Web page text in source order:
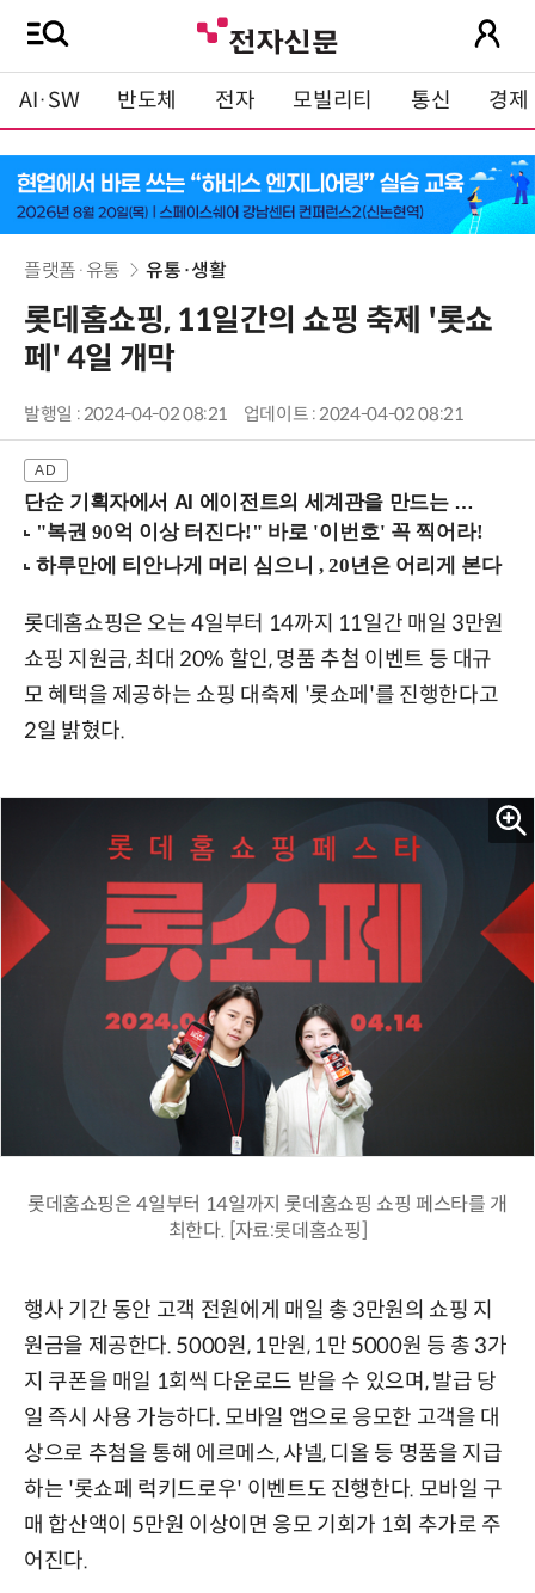
AI·SW 반도체 전자 모빌리티 통신 경제
플랫폼·유통 유통·생활
롯데홈쇼핑, 11일간의 쇼핑 축제 '롯쇼
페' 4일 개막
발행일 : 2024-04-02 08:21 업데이트 : 2024-04-02 08:21
단순 기획자에서 AI 에이전트의 세계관을 만드는 지식 설계자로.. (8/20 강남역)
롯데홈쇼핑은 오는 4일부터 14까지 11일간 매일 3만원
쇼핑 지원금, 최대 20% 할인, 명품 추첨 이벤트 등 대규
모 혜택을 제공하는 쇼핑 대축제 '롯쇼페'를 진행한다고
2일 밝혔다.
롯데홈쇼핑은 4일부터 14일까지 롯데홈쇼핑 쇼핑 페스타를 개
최한다. [자료:롯데홈쇼핑]
행사 기간 동안 고객 전원에게 매일 총 3만원의 쇼핑 지
원금을 제공한다. 5000원, 1만원, 1만 5000원 등 총 3가
지 쿠폰을 매일 1회씩 다운로드 받을 수 있으며, 발급 당
일 즉시 사용 가능하다. 모바일 앱으로 응모한 고객을 대
상으로 추첨을 통해 에르메스, 샤넬, 디올 등 명품을 지급
하는 '롯쇼페 럭키드로우' 이벤트도 진행한다. 모바일 구
매 합산액이 5만원 이상이면 응모 기회가 1회 추가로 주
어진다.